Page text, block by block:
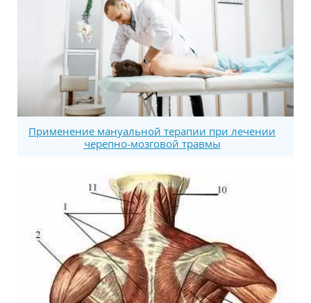
Применение мануальной терапии при лечении
черепно-мозговой травмы